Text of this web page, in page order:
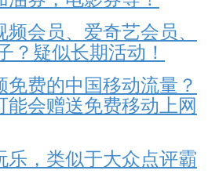
会员、爱奇艺会员、
？疑似长期活动！
费的中国移动流量？
能会赠送免费移动上网
乐，类似于大众点评霸